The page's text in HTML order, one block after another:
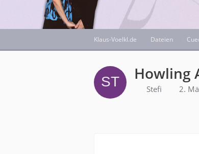
Klaus-Voelkl.de Dateien
Howling
Stefi 2.